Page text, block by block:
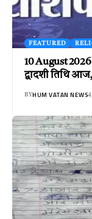
FEATURED
10 August
द्वादशी तिथि
BYHUM VATAN NEWS